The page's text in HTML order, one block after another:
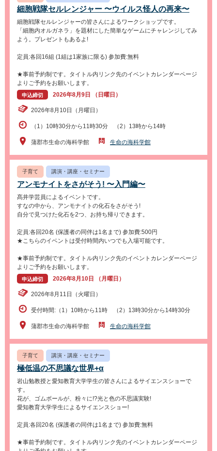
細胞戦隊セルレンジャー 〜ウイルス怪人の再来〜
細胞戦隊セルレンジャーの皆さんによるワークショップです。
「細胞内オルガネラ」を題材にした簡単なゲームにチャレンジしてみ
よう。プレゼントもあるよ!
定員:各回16組 (1組は1家族に限る) 参加費:無料
★事前予約制です。タイトル内リンク先のイベントカレンダーページ
よりご予約をお願いします。
申込締切 2026年8月9日 （日曜日）
2026年8月10日（月曜日）
（1）10時30分から11時30分 （2）13時から14時
蒲郡市生命の海科学館 生命の海科学館
子育て 講演・講座・セミナー
アンモナイトをさがそう! 〜入門編〜
髙井学芸員によるイベントです。
すなの中から、アンモナイトの化石をさがそう!
自分で見つけた化石を2つ、お持ち帰りできます。
定員:各回20名 (保護者の同伴は1名まで) 参加費:500円
★こちらのイベントは受付時間内いつでも入場可能です。
★事前予約制です。タイトル内リンク先のイベントカレンダーページ
よりご予約をお願いします。
申込締切 2026年8月10日 （月曜日）
2026年8月11日（火曜日）
受付時間:（1）10時から11時 （2）13時30分から14時30分
蒲郡市生命の海科学館 生命の海科学館
子育て 講演・講座・セミナー
極低温の不思議な世界+α
岩山勉教授と愛知教育大学学生の皆さんによるサイエンスショーで
す。
花が、ゴムボールが、粉々に!?光と色の不思議実験!
愛知教育大学学生によるサイエンスショー!
定員:各回20名 (保護者の同伴は1名まで) 参加費:無料
★事前予約制です。タイトル内リンク先のイベントカレンダーページ